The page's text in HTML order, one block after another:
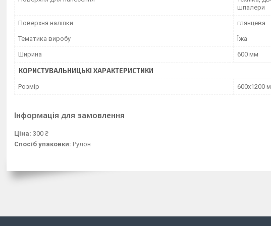
шпалери
Поверхня наліпки глянцева
Тематика виробу Їжа
Ширина 600 мм
КОРИСТУВАЛЬНИЦЬКІ ХАРАКТЕРИСТИКИ
Розмір 600х1200
Інформація для замовлення
Ціна: 300 ₴
Спосіб упаковки: Рулон